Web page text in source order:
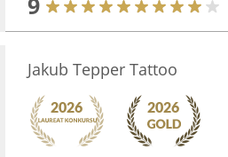
Jakub Tepper Tattoo